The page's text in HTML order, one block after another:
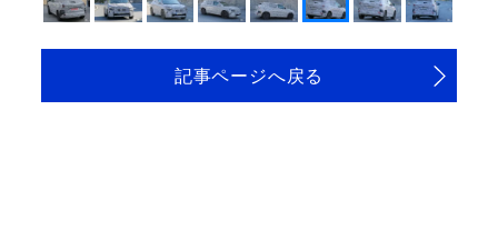
記事ページへ戻る